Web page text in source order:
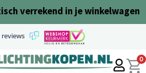
verrekend in je winkelwagen
reviews
0